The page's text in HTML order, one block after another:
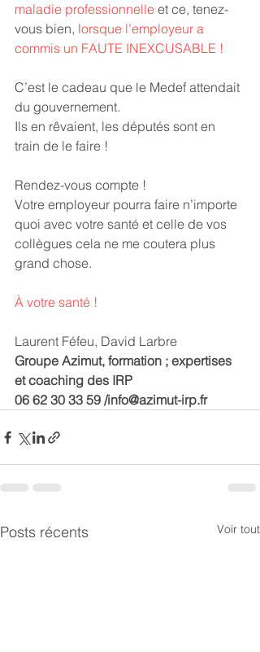
maladie professionnelle et ce, tenez-
vous bien, lorsque l’employeur a
commis un FAUTE INEXCUSABLE !
C’est le cadeau que le Medef attendait
du gouvernement.
Ils en rêvaient, les députés sont en
train de le faire !
Rendez-vous compte !
Votre employeur pourra faire n’importe
quoi avec votre santé et celle de vos
collègues cela ne me coutera plus
grand chose.
À votre santé !
Laurent Féfeu, David Larbre
Groupe Azimut, formation ; expertises
et coaching des IRP
06 62 30 33 59 /info@azimut-irp.fr
Posts récents Voir tout